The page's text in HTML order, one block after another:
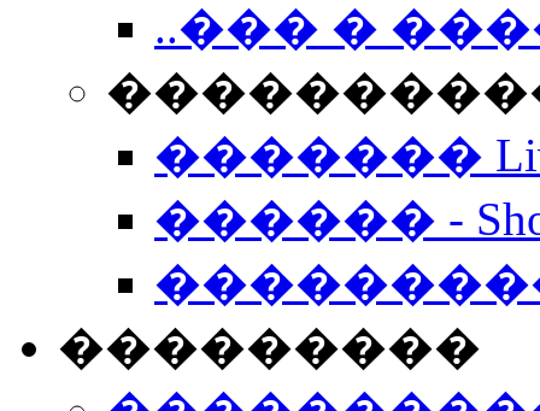
..��� �
����������
�������
������ -
���������